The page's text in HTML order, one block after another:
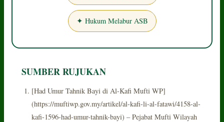
✦ Hukum Melabur ASB
SUMBER RUJUKAN
[Had Umur Tahnik Bayi di Al-Kafi Mufti WP]
(https://muftiwp.gov.my/artikel/al-kafi-li-al-fatawi/4158-al-
kafi-1596-had-umur-tahnik-bayi) – Pejabat Mufti Wilayah